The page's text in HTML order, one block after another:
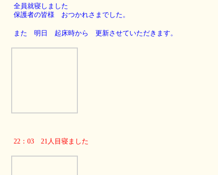
全員就寝しました
保護者の皆様 おつかれさまでした。
また 明日 起床時から 更新させていただきます。
22：03 21人目寝ました